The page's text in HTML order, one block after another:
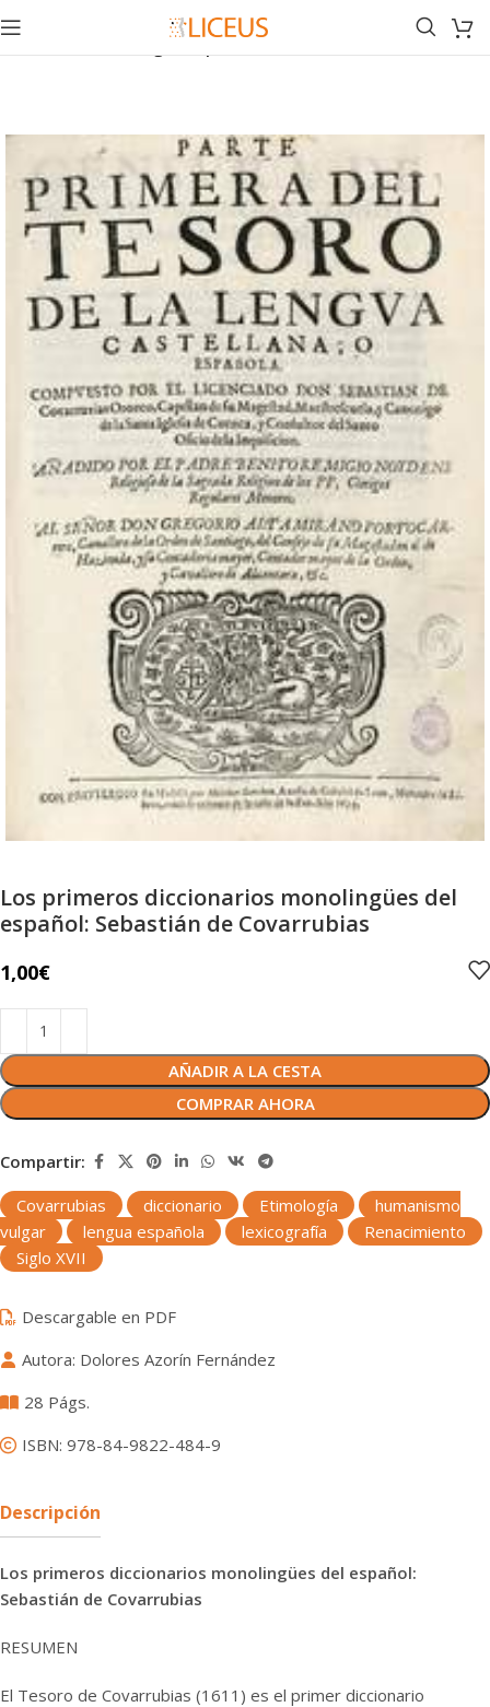
Los primeros diccionarios monolingües del
español: Sebastián de Covarrubias
1,00€
AÑADIR A LA CESTA
COMPRAR AHORA
Compartir:
Covarrubias
diccionario Etimología
humanismo
vulgar
lengua española lexicografía
Renacimiento
Siglo XVII
Descargable en PDF
Autora: Dolores Azorín Fernández
28 Págs.
ISBN: 978-84-9822-484-9
Descripción
Los primeros diccionarios monolingües del español:
Sebastián de Covarrubias
RESUMEN
El Tesoro de Covarrubias (1611) es el primer diccionario